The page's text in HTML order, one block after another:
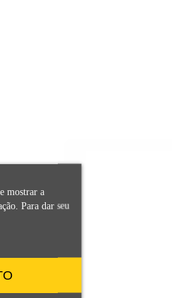
mostrar a
Para dar seu